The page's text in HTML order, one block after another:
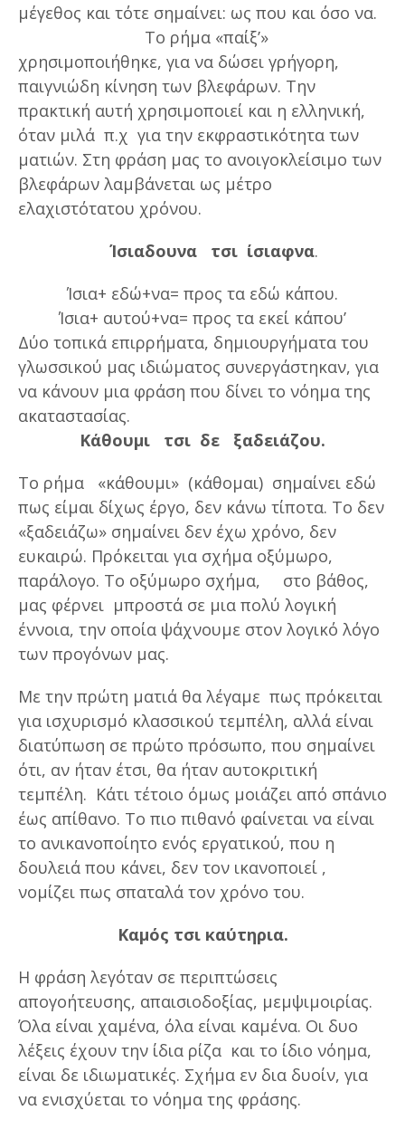
μέγεθος και τότε σημαίνει: ως που και όσο να.
Το ρήμα «παίξ’»
χρησιμοποιήθηκε, για να δώσει γρήγορη,
παιγνιώδη κίνηση των βλεφάρων. Την
πρακτική αυτή χρησιμοποιεί και η ελληνική,
όταν μιλά π.χ για την εκφραστικότητα των
ματιών. Στη φράση μας το ανοιγοκλείσιμο των
βλεφάρων λαμβάνεται ως μέτρο
ελαχιστότατου χρόνου.
Ίσιαδουνα τσι ίσιαφνα.
Ίσια+ εδώ+να= προς τα εδώ κάπου.
Ίσια+ αυτού+να= προς τα εκεί κάπου’
Δύο τοπικά επιρρήματα, δημιουργήματα του
γλωσσικού μας ιδιώματος συνεργάστηκαν, για
να κάνουν μια φράση που δίνει το νόημα της
ακαταστασίας.
Κάθουμι τσι δε ξαδειάζου.
Το ρήμα «κάθουμι» (κάθομαι) σημαίνει εδώ
πως είμαι δίχως έργο, δεν κάνω τίποτα. Το δεν
«ξαδειάζω» σημαίνει δεν έχω χρόνο, δεν
ευκαιρώ. Πρόκειται για σχήμα οξύμωρο,
παράλογο. Το οξύμωρο σχήμα, στο βάθος,
μας φέρνει μπροστά σε μια πολύ λογική
έννοια, την οποία ψάχνουμε στον λογικό λόγο
των προγόνων μας.
Με την πρώτη ματιά θα λέγαμε πως πρόκειται
για ισχυρισμό κλασσικού τεμπέλη, αλλά είναι
διατύπωση σε πρώτο πρόσωπο, που σημαίνει
ότι, αν ήταν έτσι, θα ήταν αυτοκριτική
τεμπέλη. Κάτι τέτοιο όμως μοιάζει από σπάνιο
έως απίθανο. Το πιο πιθανό φαίνεται να είναι
το ανικανοποίητο ενός εργατικού, που η
δουλειά που κάνει, δεν τον ικανοποιεί ,
νομίζει πως σπαταλά τον χρόνο του.
Kαμός τσι καύτηρια.
Η φράση λεγόταν σε περιπτώσεις
απογοήτευσης, απαισιοδοξίας, μεμψιμοιρίας.
Όλα είναι χαμένα, όλα είναι καμένα. Οι δυο
λέξεις έχουν την ίδια ρίζα και το ίδιο νόημα,
είναι δε ιδιωματικές. Σχήμα εν δια δυοίν, για
να ενισχύεται το νόημα της φράσης.